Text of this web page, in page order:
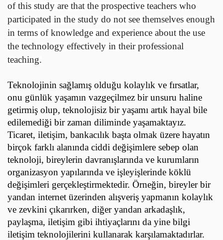
of this study are that the prospective teachers who
participated in the study do not see themselves enough
in terms of knowledge and experience about the use
the technology effectively in their professional
teaching.
Teknolojinin sağlamış olduğu kolaylık ve fırsatlar,
onu günlük yaşamın vazgeçilmez bir unsuru haline
getirmiş olup, teknolojisiz bir yaşamı artık hayal bile
edilemediği bir zaman diliminde yaşamaktayız.
Ticaret, iletişim, bankacılık başta olmak üzere hayatın
birçok farklı alanında ciddi değişimlere sebep olan
teknoloji, bireylerin davranışlarında ve kurumların
organizasyon yapılarında ve işleyişlerinde köklü
değişimleri gerçekleştirmektedir. Örneğin, bireyler bir
yandan internet üzerinden alışveriş yapmanın kolaylık
ve zevkini çıkarırken, diğer yandan arkadaşlık,
paylaşma, iletişim gibi ihtiyaçlarını da yine bilgi
iletişim teknolojilerini kullanarak karşılamaktadırlar.